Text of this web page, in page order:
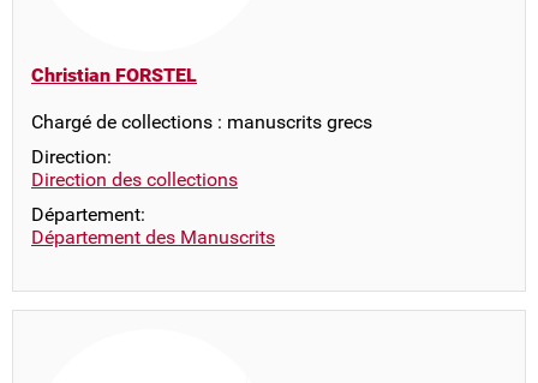
Christian FORSTEL
Chargé de collections : manuscrits grecs
Direction:
Direction des collections
Département:
Département des Manuscrits